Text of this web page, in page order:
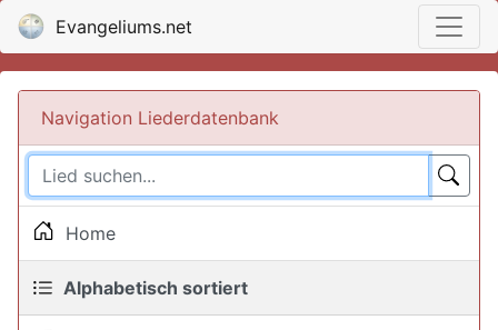
Evangeliums.net
Navigation Liederdatenbank
Home
Alphabetisch sortiert